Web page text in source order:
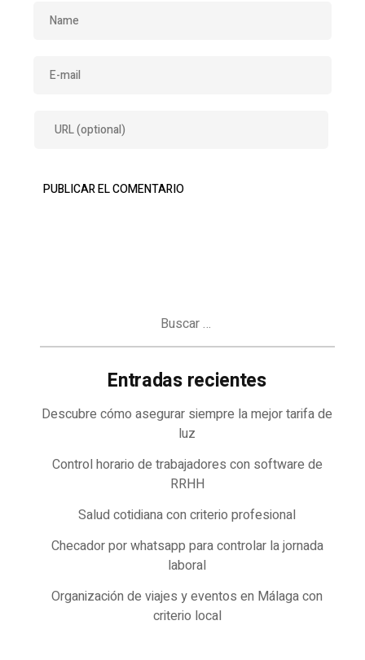
Entradas recientes
Descubre cómo asegurar siempre la mejor tarifa de
luz
Control horario de trabajadores con software de
RRHH
Salud cotidiana con criterio profesional
Checador por whatsapp para controlar la jornada
laboral
Organización de viajes y eventos en Málaga con
criterio local